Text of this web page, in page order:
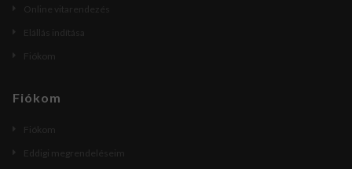
Online vitarendezés
Elállás indítása
Fiókom
Fiókom
Fiókom
Eddigi megrendeléseim